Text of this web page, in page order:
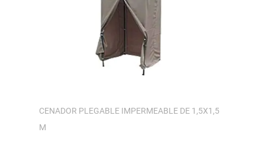
CENADOR PLEGABLE IMPERMEABLE DE 1,5X1,5
M